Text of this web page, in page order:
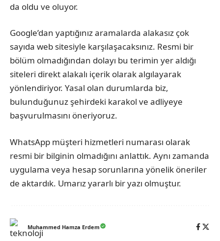
da oldu ve oluyor.
Google’dan yaptığınız aramalarda alakasız çok
sayıda web sitesiyle karşılaşacaksınız. Resmi bir
bölüm olmadığından dolayı bu terimin yer aldığı
siteleri direkt alakalı içerik olarak algılayarak
yönlendiriyor. Yasal olan durumlarda biz,
bulunduğunuz şehirdeki karakol ve adliyeye
başvurulmasını öneriyoruz.
WhatsApp müşteri hizmetleri numarası olarak
resmi bir bilginin olmadığını anlattık. Aynı zamanda
uygulama veya hesap sorunlarına yönelik öneriler
de aktardık. Umarız yararlı bir yazı olmuştur.
Muhammed Hamza Erdem